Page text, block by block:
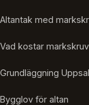
Altantak med
Vad kostar
Grundläggning
Bygglov för altan